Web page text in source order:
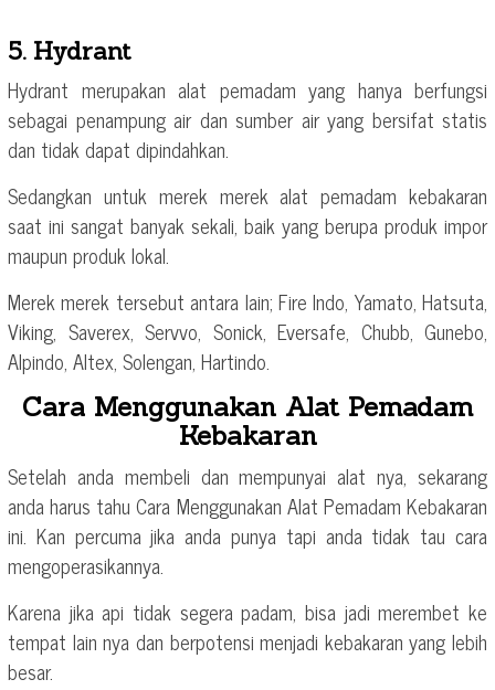
5. Hydrant
Hydrant merupakan alat pemadam yang hanya berfungsi
sebagai penampung air dan sumber air yang bersifat statis
dan tidak dapat dipindahkan.
Sedangkan untuk merek merek alat pemadam kebakaran
saat ini sangat banyak sekali, baik yang berupa produk impor
maupun produk lokal.
Merek merek tersebut antara lain; Fire Indo, Yamato, Hatsuta,
Viking, Saverex, Servvo, Sonick, Eversafe, Chubb, Gunebo,
Alpindo, Altex, Solengan, Hartindo.
Cara Menggunakan Alat Pemadam
Kebakaran
Setelah anda membeli dan mempunyai alat nya, sekarang
anda harus tahu Cara Menggunakan Alat Pemadam Kebakaran
ini. Kan percuma jika anda punya tapi anda tidak tau cara
mengoperasikannya.
Karena jika api tidak segera padam, bisa jadi merembet ke
tempat lain nya dan berpotensi menjadi kebakaran yang lebih
besar.